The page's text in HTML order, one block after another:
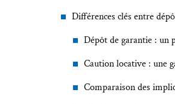
Différences clés entre
Dépôt de garantie : un
Caution locative : une
Comparaison des